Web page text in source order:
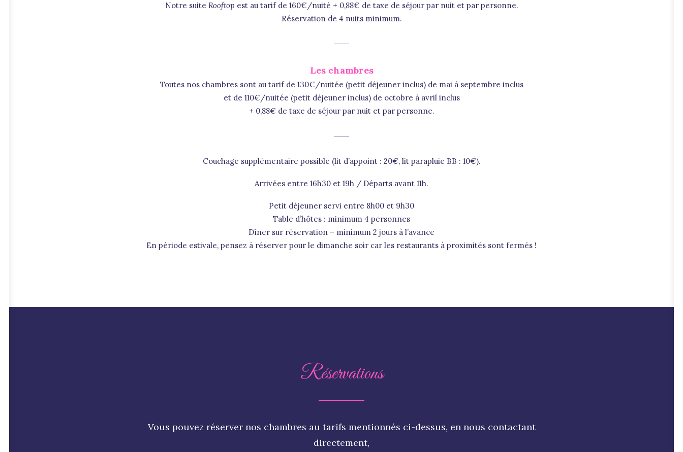
Notre suite Rooftop est au tarif de 160€/nuité + 0,88€ de taxe de séjour par nuit et par personne.
Réservation de 4 nuits minimum.
Les chambres
Toutes nos chambres sont au tarif de 130€/nuitée (petit déjeuner inclus) de mai à septembre inclus
et de 110€/nuitée (petit déjeuner inclus) de octobre à avril inclus
+ 0,88€ de taxe de séjour par nuit et par personne.
Couchage supplémentaire possible (lit d’appoint : 20€, lit parapluie BB : 10€).
Arrivées entre 16h30 et 19h / Départs avant 11h.
Petit déjeuner servi entre 8h00 et 9h30
Table d’hôtes : minimum 4 personnes
Dîner sur réservation – minimum 2 jours à l’avance
En période estivale, pensez à réserver pour le dimanche soir car les restaurants à proximités sont fermés !
Réservations
Vous pouvez réserver nos chambres au tarifs mentionnés ci-dessus, en nous contactant
directement,